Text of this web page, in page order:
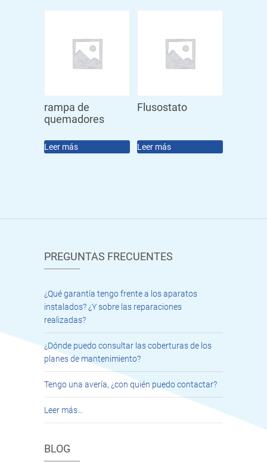
rampa de
quemadores
Leer más
Flusostato
Leer más
PREGUNTAS FRECUENTES
¿Qué garantía tengo frente a los aparatos
instalados? ¿Y sobre las reparaciones
realizadas?
¿Dónde puedo consultar las coberturas de los
planes de mantenimiento?
Tengo una avería, ¿con quién puedo contactar?
Leer más…
BLOG